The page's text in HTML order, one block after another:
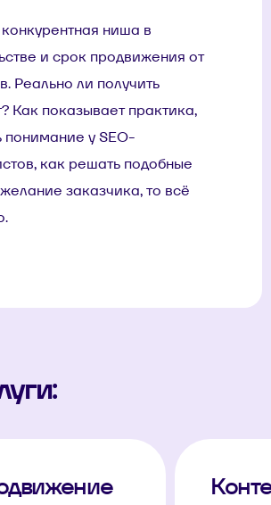
ниша в
и срок продвижения от
Реально ли получить
Как показывает практика,
понимание у SEO-
как решать подобные
заказчика, то всё